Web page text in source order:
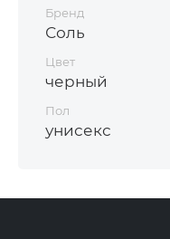
Бренд
Соль
Цвет
черный
Пол
унисекс